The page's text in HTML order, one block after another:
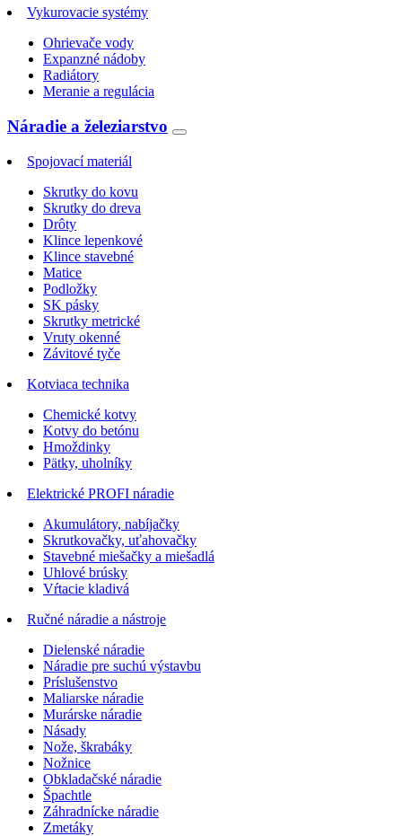
Vykurovacie systémy
Ohrievače vody
Expanzné nádoby
Radiátory
Meranie a regulácia
Náradie a železiarstvo
Spojovací materiál
Skrutky do kovu
Skrutky do dreva
Drôty
Klince lepenkové
Klince stavebné
Matice
Podložky
SK pásky
Skrutky metrické
Vruty okenné
Závitové tyče
Kotviaca technika
Chemické kotvy
Kotvy do betónu
Hmoždinky
Pätky, uholníky
Elektrické PROFI náradie
Akumulátory, nabíjačky
Skrutkovačky, uťahovačky
Stavebné miešačky a miešadlá
Uhlové brúsky
Vŕtacie kladivá
Ručné náradie a nástroje
Dielenské náradie
Náradie pre suchú výstavbu
Príslušenstvo
Maliarske náradie
Murárske náradie
Násady
Nože, škrabáky
Nožnice
Obkladačské náradie
Špachtle
Záhradnícke náradie
Zmetáky